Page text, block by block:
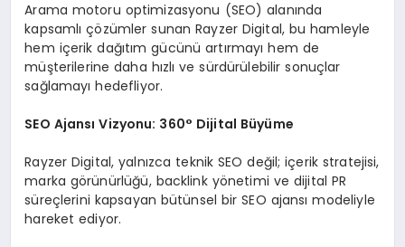
Arama motoru optimizasyonu (SEO) alanında
kapsamlı çözümler sunan Rayzer Digital, bu hamleyle
hem içerik dağıtım gücünü artırmayı hem de
müşterilerine daha hızlı ve sürdürülebilir sonuçlar
sağlamayı hedefliyor.
SEO Ajansı Vizyonu: 360° Dijital Büyüme
Rayzer Digital, yalnızca teknik SEO değil; içerik stratejisi,
marka görünürlüğü, backlink yönetimi ve dijital PR
süreçlerini kapsayan bütünsel bir SEO ajansı modeliyle
hareket ediyor.